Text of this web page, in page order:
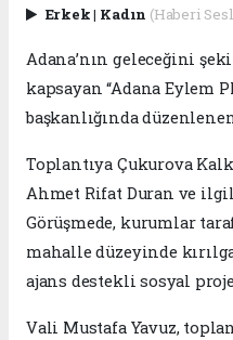
Erkek| Kadın (Haberi
Adana’nın geleceğini
kapsayan “Adana Eylem
başkanlığında
Toplantıya Çukurova
Ahmet Rifat Duran ve
Görüşmede, kurumlar
mahalle düzeyinde
ajans destekli sosyal
Vali Mustafa Yavuz,